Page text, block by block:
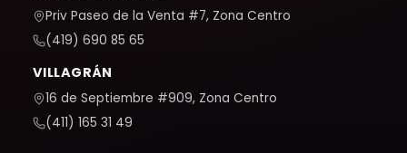
Priv Paseo de la Venta #7, Zona Centro
(419) 690 85 65
VILLAGRÁN
16 de Septiembre #909, Zona Centro
(411) 165 31 49